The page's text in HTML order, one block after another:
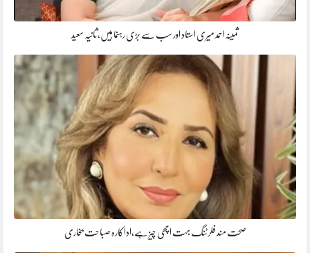
ثمینہ احمد میری استاد اور سب سے بڑی رہنما ہیں، ثانیہ سعید
صحت مند فلرٹنگ بہت اچھی چیز ہے،اداکارہ صباحت بخاری